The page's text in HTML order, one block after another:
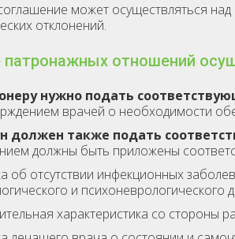
может осуществляться
отклонений.
отношений
нужно подать
врачей о необходимости
должен также подать
должны быть приложены
об отсутствии инфекционных
и психоневрологического
характеристика со стороны